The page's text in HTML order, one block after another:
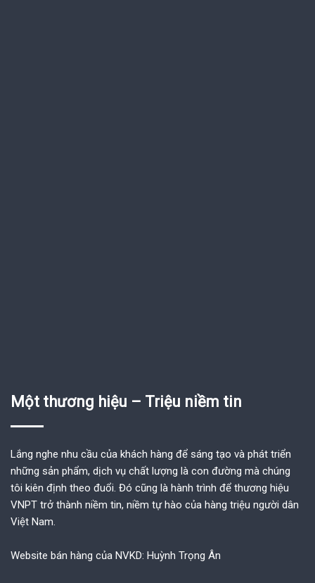
Một thương hiệu – Triệu niềm tin
Lắng nghe nhu cầu của khách hàng để sáng tạo và phát triển
những sản phẩm, dịch vụ chất lượng là con đường mà chúng
tôi kiên định theo đuổi. Đó cũng là hành trình để thương hiệu
VNPT trở thành niềm tin, niềm tự hào của hàng triệu người dân
Việt Nam.
Website bán hàng của NVKD: Huỳnh Trọng Ân